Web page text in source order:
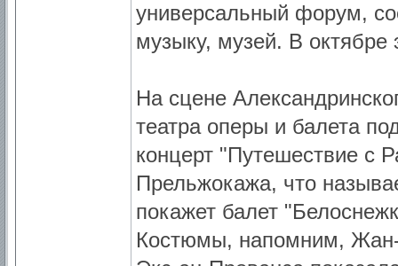
универсальный форум,
музыку, музей. В октябре
На сцене
театра оперы и балета
концерт "Путешествие с
Прельжокажа, что
покажет балет
Костюмы, напомним, Жан-